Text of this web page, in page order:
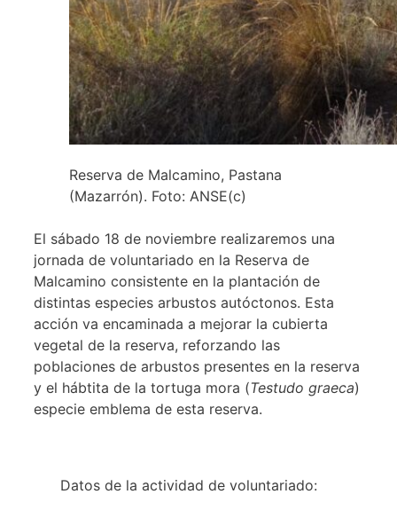
Reserva de Malcamino, Pastana
(Mazarrón). Foto: ANSE(c)
El sábado 18 de noviembre realizaremos una
jornada de voluntariado en la Reserva de
Malcamino consistente en la plantación de
distintas especies arbustos autóctonos. Esta
acción va encaminada a mejorar la cubierta
vegetal de la reserva, reforzando las
poblaciones de arbustos presentes en la reserva
y el hábtita de la tortuga mora (Testudo graeca)
especie emblema de esta reserva.
Datos de la actividad de voluntariado: